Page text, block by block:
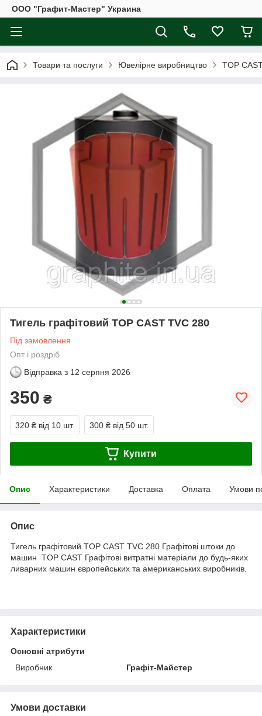
ООО "Графит-Мастер" Украина
Товари та послуги Ювелірне виробництво TOP
Тигель графітовий TOP CAST TVC 280
Під замовлення
Опт і роздріб
Відправка з 12 серпня 2026
350 ₴
320 ₴ від 10 шт. 300 ₴ від 50 шт.
Купити
Опис Характеристики Доставка Оплата Умови
Опис
Тигель графітовий TOP CAST TVC 280 Графітові штоки до
машин TOP CAST Графітові витратні матеріали до будь-яких
ливарних машин європейських та американських виробників.
Характеристики
Основні атрибути
Виробник
Графіт-Майстер
Умови доставки